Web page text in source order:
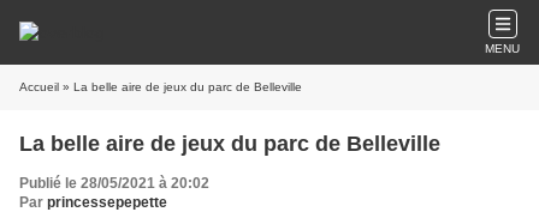
MENU
Accueil » La belle aire de jeux du parc de Belleville
La belle aire de jeux du parc de Belleville
Publié le 28/05/2021 à 20:02
Par princessepepette